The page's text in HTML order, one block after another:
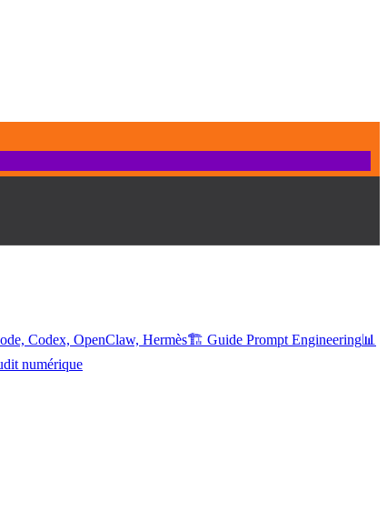
Codex, OpenClaw, Hermès🏗️ Guide Prompt Engineering📊
numérique